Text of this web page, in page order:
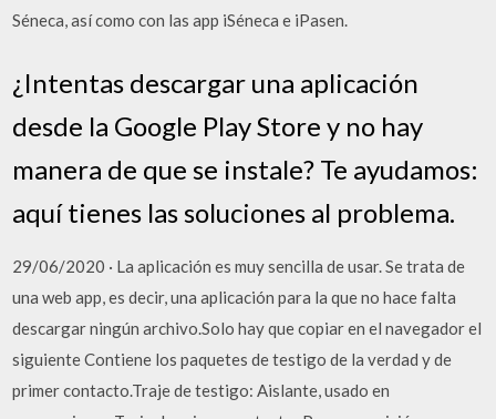
Séneca, así como con las app iSéneca e iPasen.
¿Intentas descargar una aplicación
desde la Google Play Store y no hay
manera de que se instale? Te ayudamos:
aquí tienes las soluciones al problema.
29/06/2020 · La aplicación es muy sencilla de usar. Se trata de
una web app, es decir, una aplicación para la que no hace falta
descargar ningún archivo.Solo hay que copiar en el navegador el
siguiente Contiene los paquetes de testigo de la verdad y de
primer contacto.Traje de testigo: Aislante, usado en